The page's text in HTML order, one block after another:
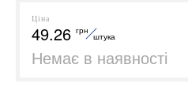
Ціна
49.26 грн
штука
Немає в наявності